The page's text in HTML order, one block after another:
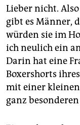
Lieber nicht.
gibt es Männer,
würden sie im
ich neulich ein
Darin hat eine
Boxershorts
mit einer
ganz